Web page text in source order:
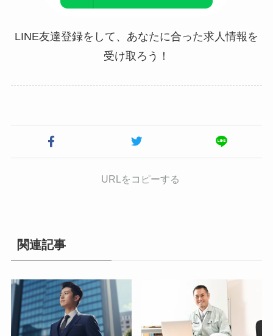
LINE友達登録をして、あなたに合った求人情報を
受け取ろう！
URLをコピーする
関連記事